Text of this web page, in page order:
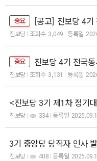
중요
진보당 조회수 3,049 등록일
중요 진보당 4기 전국
진보당 조회수 3,131 등록일
<진보당 3기 제1차 정기
진보당 334 등록일
3기 중앙당 당직자 인사
진보당 408 등록일